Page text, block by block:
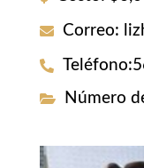
Correo:
Teléfono:
Número